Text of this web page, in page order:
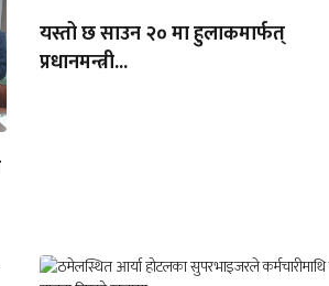
यस्तो छ साउन २० मा हुलाकमार्फत्
प्रधानमन्त्री...